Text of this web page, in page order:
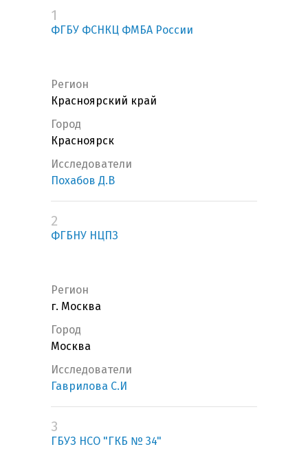
1
ФГБУ ФСНКЦ ФМБА России
Регион
Красноярский край
Город
Красноярск
Исследователи
Похабов Д.В
2
ФГБНУ НЦПЗ
Регион
г. Москва
Город
Москва
Исследователи
Гаврилова С.И
3
ГБУЗ НСО "ГКБ № 34"